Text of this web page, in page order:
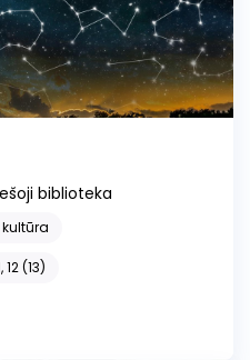
biblioteka
kultūra
12 (13)